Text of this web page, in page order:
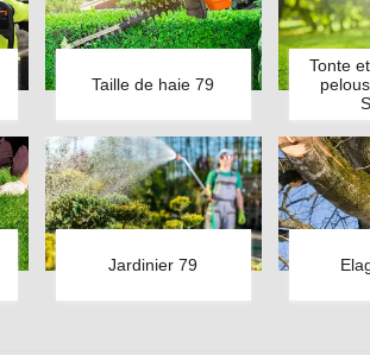
Taille de haie 79
Tonte
Jardinier 79